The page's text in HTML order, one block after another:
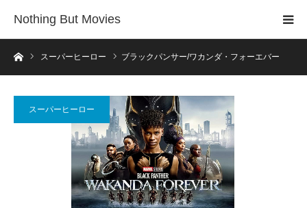
Nothing But Movies
ホームスーパーヒーロー ブラックパンサー/ワカンダ・フォーエバー
スーパーヒーロー